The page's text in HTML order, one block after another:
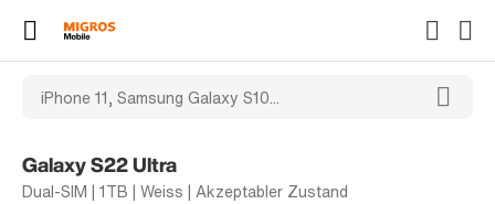
Galaxy S22 Ultra
Dual-SIM | 1TB | Weiss | Akzeptabler Zustand